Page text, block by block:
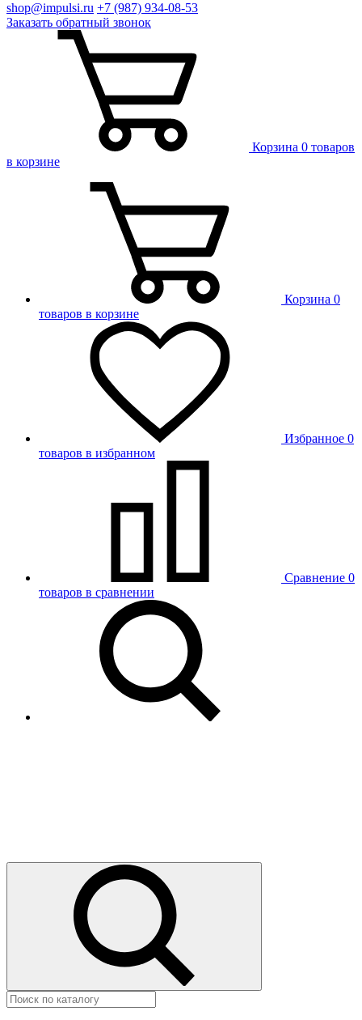
shop@impulsi.ru +7 (987) 934-08-53
Заказать обратный звонок
Корзина 0 товаров
в корзине
Корзина 0
товаров в корзине
Избранное 0
товаров в избранном
Сравнение 0
товаров в сравнении